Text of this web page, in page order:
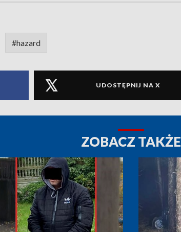
#hazard
UDOSTĘPNIJ NA X
ZOBACZ TAKŻE